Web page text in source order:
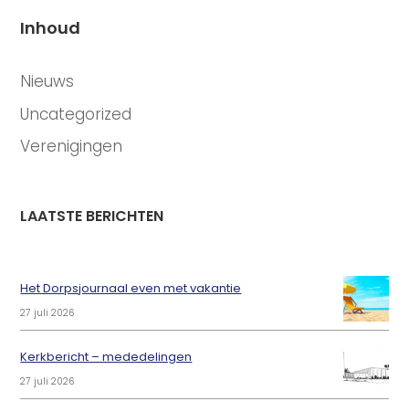
Inhoud
Nieuws
Uncategorized
Verenigingen
LAATSTE BERICHTEN
Het Dorpsjournaal even met vakantie
27 juli 2026
Kerkbericht – mededelingen
27 juli 2026